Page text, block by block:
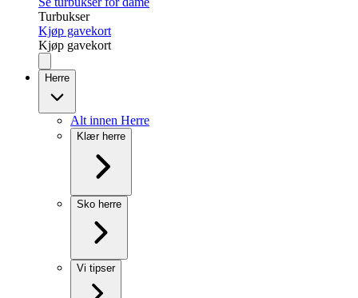
Turbukser
Kjøp gavekort
Kjøp gavekort
Herre
Alt innen Herre
Klær herre
Sko herre
Vi tipser